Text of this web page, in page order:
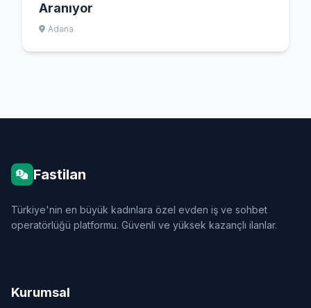
Aranıyor
Adana
Fastilan
Türkiye'nin en büyük kadınlara özel evden iş ve sohbet
operatörlüğü platformu. Güvenli ve yüksek kazançlı ilanlar.
Kurumsal